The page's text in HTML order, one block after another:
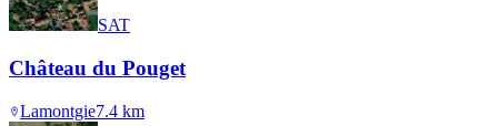
SAT
Château du Pouget
Lamontgie7.4 km